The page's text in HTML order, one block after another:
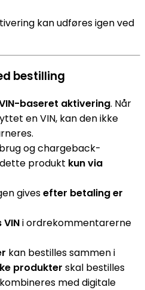
kan udføres igen ved
bestilling
baseret aktivering. Når
en VIN, kan den ikke
og chargeback-
produkt kun via
givesefter betaling er
VINi ordrekommentarerne
kan bestilles sammen i
produkter skal bestilles
med digitale